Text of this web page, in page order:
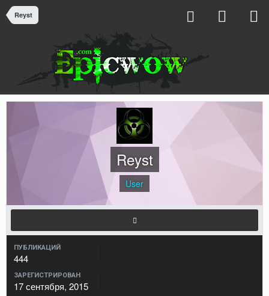
Reyst
Reyst
User
ПУБЛИКАЦИЙ
444
ЗАРЕГИСТРИРОВАН
17 сентября, 2015